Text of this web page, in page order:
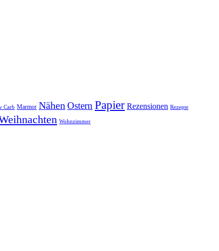
Carb Marmor Nähen Ostern Papier Rezensionen Rezepte
Wohnzimmer